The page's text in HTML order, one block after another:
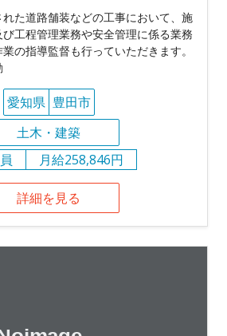
た道路舗装などの工事において、施
工程管理業務や安全管理に係る業務
の指導監督も行っていただきます。
愛知県 豊田市
土木・建築
月給258,846円
詳細を見る